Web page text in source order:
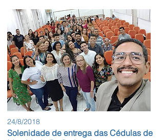
24/8/2018
Solenidade de entrega das Cédulas de